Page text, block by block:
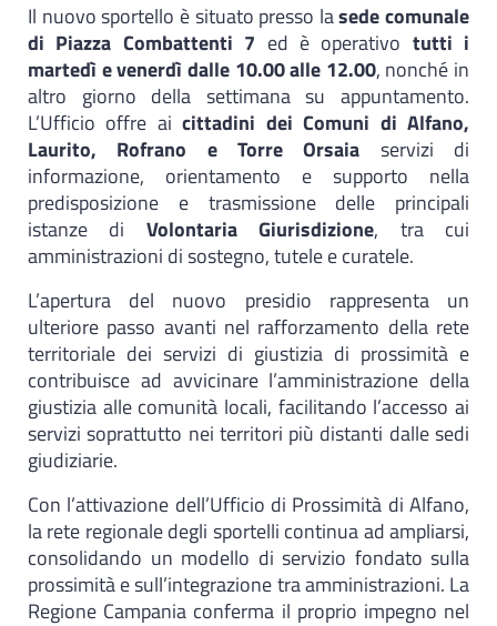
Il nuovo sportello è situato presso lasede comunale
di Piazza Combattenti 7 ed è operativo tutti i
martedì e venerdì dalle 10.00 alle 12.00, nonché in
altro giorno della settimana su appuntamento.
L’Ufficio offre aicittadini dei Comuni di Alfano,
Laurito, Rofrano e Torre Orsaia servizi di
informazione, orientamento e supporto nella
predisposizione e trasmissione delle principali
istanze di Volontaria Giurisdizione, tra cui
amministrazioni di sostegno, tutele e curatele.
L’apertura del nuovo presidio rappresenta un
ulteriore passo avanti nel rafforzamento della rete
territoriale dei servizi di giustizia di prossimità e
contribuisce ad avvicinare l’amministrazione della
giustizia alle comunità locali, facilitando l’accesso ai
servizi soprattutto nei territori più distanti dalle sedi
giudiziarie.
Con l’attivazione dell’Ufficio di Prossimità di Alfano,
la rete regionale degli sportelli continua ad ampliarsi,
consolidando un modello di servizio fondato sulla
prossimità e sull’integrazione tra amministrazioni. La
Regione Campania conferma il proprio impegno nel